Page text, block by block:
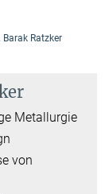
Barak Ratzker
Metallurgie
von